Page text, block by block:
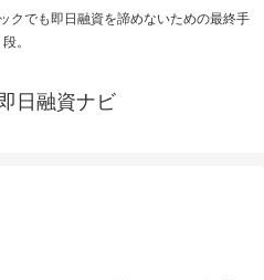
クでも即日融資を諦めないための最終手
段。
日融資ナビ